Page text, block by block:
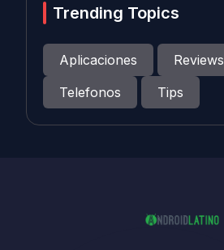
Trending Topics
Aplicaciones
Reviews
Telefonos
Tips